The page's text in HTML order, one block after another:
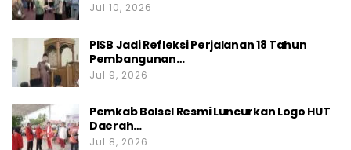
Jul 10, 2026
PISB Jadi Refleksi Perjalanan 18 Tahun
Pembangunan…
Jul 9, 2026
Pemkab Bolsel Resmi Luncurkan Logo HUT
Daerah…
Jul 8, 2026